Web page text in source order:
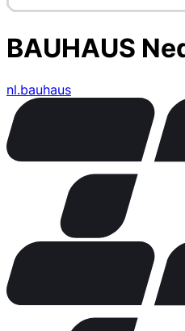
BAUHAUS
nl.bauhaus